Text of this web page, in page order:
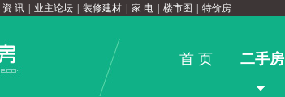
资 讯 业主论坛 装修建材 家 电 楼市图 特价房
首 页 二手房